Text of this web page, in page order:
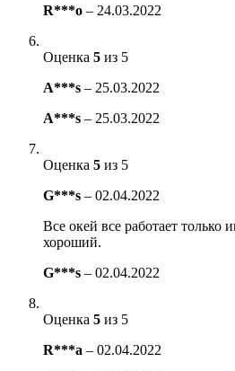
R***o – 24.03.2022
Оценка 5 из 5
A***s – 25.03.2022
A***s – 25.03.2022
Оценка 5 из 5
G***s – 02.04.2022
Все окей все работает только
хороший.
G***s – 02.04.2022
Оценка 5 из 5
R***a – 02.04.2022